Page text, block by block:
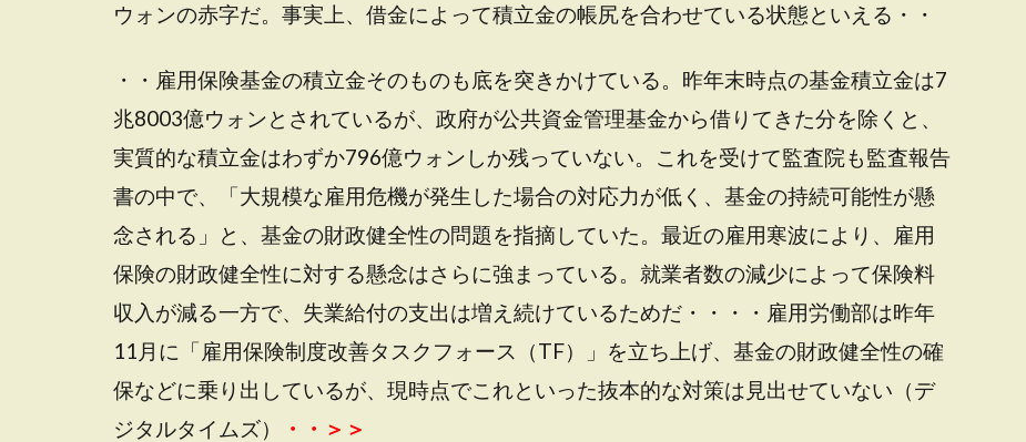
ウォンの赤字だ。事実上、借金によって積立金の帳尻を合わせている状態といえる・・
・・雇用保険基金の積立金そのものも底を突きかけている。昨年末時点の基金積立金は7
兆8003億ウォンとされているが、政府が公共資金管理基金から借りてきた分を除くと、
実質的な積立金はわずか796億ウォンしか残っていない。これを受けて監査院も監査報告
書の中で、「大規模な雇用危機が発生した場合の対応力が低く、基金の持続可能性が懸
念される」と、基金の財政健全性の問題を指摘していた。最近の雇用寒波により、雇用
保険の財政健全性に対する懸念はさらに強まっている。就業者数の減少によって保険料
収入が減る一方で、失業給付の支出は増え続けているためだ・・・・雇用労働部は昨年
11月に「雇用保険制度改善タスクフォース（TF）」を立ち上げ、基金の財政健全性の確
保などに乗り出しているが、現時点でこれといった抜本的な対策は見出せていない（デ
ジタルタイムズ）
・・＞＞